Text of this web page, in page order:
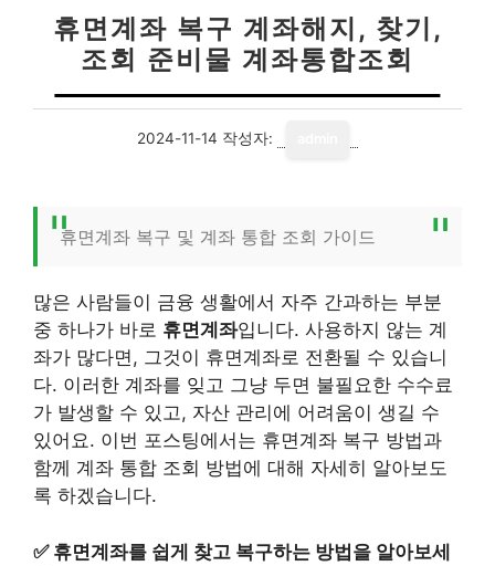
휴면계좌 복구 계좌해지, 찾기,
조회 준비물 계좌통합조회
2024-11-14 작성자:
휴면계좌 복구 및 계좌 통합 조회 가이드
많은 사람들이 금융 생활에서 자주 간과하는 부분
중 하나가 바로 휴면계좌입니다. 사용하지 않는 계
좌가 많다면, 그것이 휴면계좌로 전환될 수 있습니
다. 이러한 계좌를 잊고 그냥 두면 불필요한 수수료
가 발생할 수 있고, 자산 관리에 어려움이 생길 수
있어요. 이번 포스팅에서는 휴면계좌 복구 방법과
함께 계좌 통합 조회 방법에 대해 자세히 알아보도
록 하겠습니다.
✅ 휴면계좌를 쉽게 찾고 복구하는 방법을 알아보세